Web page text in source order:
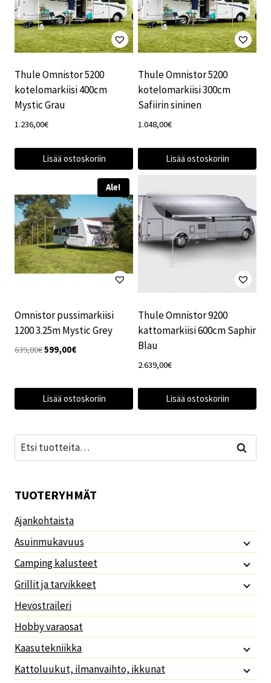
Thule Omnistor 5200
kotelomarkiisi 400cm
Mystic Grau
1.236,00€
Lisää ostoskoriin
Thule Omnistor 5200
kotelomarkiisi 300cm
Safiirin sininen
1.048,00€
Lisää ostoskoriin
Ale!
Omnistor pussimarkiisi
1200 3.25m Mystic Grey
639,80€Alkuperäinen
639,80€.
599,00€Nykyinen
599,00€.
Lisää ostoskoriin
Thule Omnistor 9200
kattomarkiisi 600cm Saphir
Blau
2.639,00€
Lisää ostoskoriin
Etsi: Haku
TUOTERYHMÄT
Ajankohtaista
Asuinmukavuus
Camping kalusteet
Grillit ja tarvikkeet
Hevostraileri
Hobby varaosat
Kaasutekniikka
Kattoluukut, ilmanvaihto, ikkunat